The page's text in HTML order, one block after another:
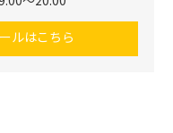
ルはこちら